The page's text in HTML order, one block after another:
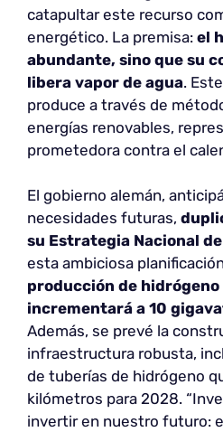
catapultar este recurso
energético. La premisa: el
abundante, sino que su
libera vapor de agua.
produce a través de
energías renovables,
prometedora contra el
El gobierno alemán,
necesidades futuras,
su Estrategia Nacional
esta ambiciosa
producción de hidrógeno
incrementará a 10
Además, se prevé la
infraestructura robusta,
de tuberías de hidrógeno
kilómetros para 2028.
invertir en nuestro futuro: